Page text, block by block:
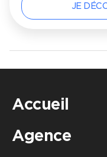
Accueil
Agence